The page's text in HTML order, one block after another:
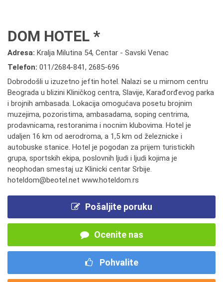
DOM HOTEL *
Adresa: Kralja Milutina 54, Centar - Savski Venac
Telefon: 011/2684-841, 2685-696
Dobrodošli u izuzetno jeftin hotel. Nalazi se u mirnom centru
Beograda u blizini Kliničkog centra, Slavije, Karađorđevog parka
i brojnih ambasada. Lokacija omogućava posetu brojnim
muzejima, pozoristima, ambasadama, soping centrima,
prodavnicama, restoranima i nocnim klubovima. Hotel je
udaljen 16 km od aerodroma, a 1,5 km od železnicke i
autobuske stanice. Hotel je pogodan za prijem turistickih
grupa, sportskih ekipa, poslovnih ljudi i ljudi kojima je
neophodan smestaj uz Klinicki centar Srbije.
hoteldom@beotel.net www.hoteldom.rs
Pošaljite poruku
Ocenite nas
Pohvalite